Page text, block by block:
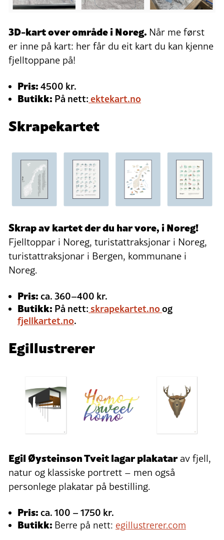
3D-kart over område i Noreg. Når me først
er inne på kart: her får du eit kart du kan kjenne
fjelltoppane på!
Pris:4500 kr.
Butikk: På nett:ektekart.no
Skrapekartet
Skrap av kartet der du har vore, i Noreg!
Fjelltoppar i Noreg, turistattraksjonar i Noreg,
turistattraksjonar i Bergen, kommunane i
Noreg.
Pris:ca. 360–400 kr.
Butikk: På nett:skrapekartet.noog
fjellkartet.no.
Egillustrerer
Egil Øysteinson Tveit lagar plakatarav fjell,
natur og klassiske portrett – men også
personlege plakatar på bestilling.
Pris:ca. 100 – 1750 kr.
Butikk: Berre på nett: egillustrerer.com